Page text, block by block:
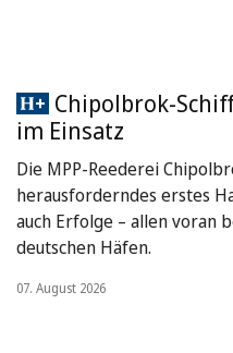
Chipolbrok-
im Einsatz
Die MPP-Reederei
herausforderndes erstes
auch Erfolge – allen voran
deutschen Häfen.
07. August 2026